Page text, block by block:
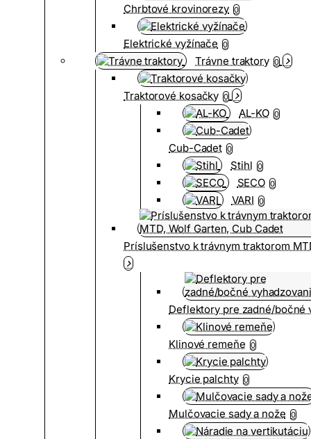
Chrbtové krovinorezy 0
Elektrické vyžínače 0
Trávne traktory 0
Traktorové kosačky 0
AL-KO 0
Cub-Cadet 0
Stihl 0
SECO 0
VARI 0
Príslušenstvo k trávnym traktorom
Deflektory pre zadné/bočné
Klinové remeňe 0
Krycie palchty 0
Mulčovacie sady a nože 0